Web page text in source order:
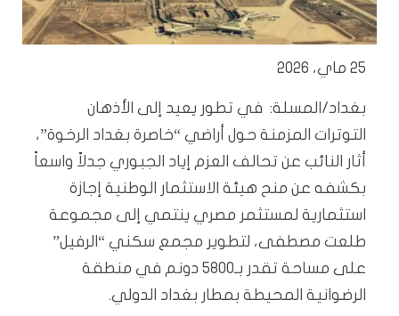
25 ماي، 2026
بغداد/المسلة: في تطور يعيد إلى الأذهان
التوترات المزمنة حول أراضي “خاصرة بغداد الرخوة”،
أثار النائب عن تحالف العزم إياد الجبوري جدلاً واسعاً
بكشفه عن منح هيئة الاستثمار الوطنية إجازة
استثمارية لمستثمر مصري ينتمي إلى مجموعة
طلعت مصطفى، لتطوير مجمع سكني “الرفيل”
على مساحة تقدر بـ5800 دونم في منطقة
الرضوانية المحيطة بمطار بغداد الدولي.